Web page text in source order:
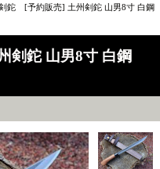
鉈 [予約販売] 土州剣鉈 山男8寸 白鋼
鉈 山男8寸 白鋼